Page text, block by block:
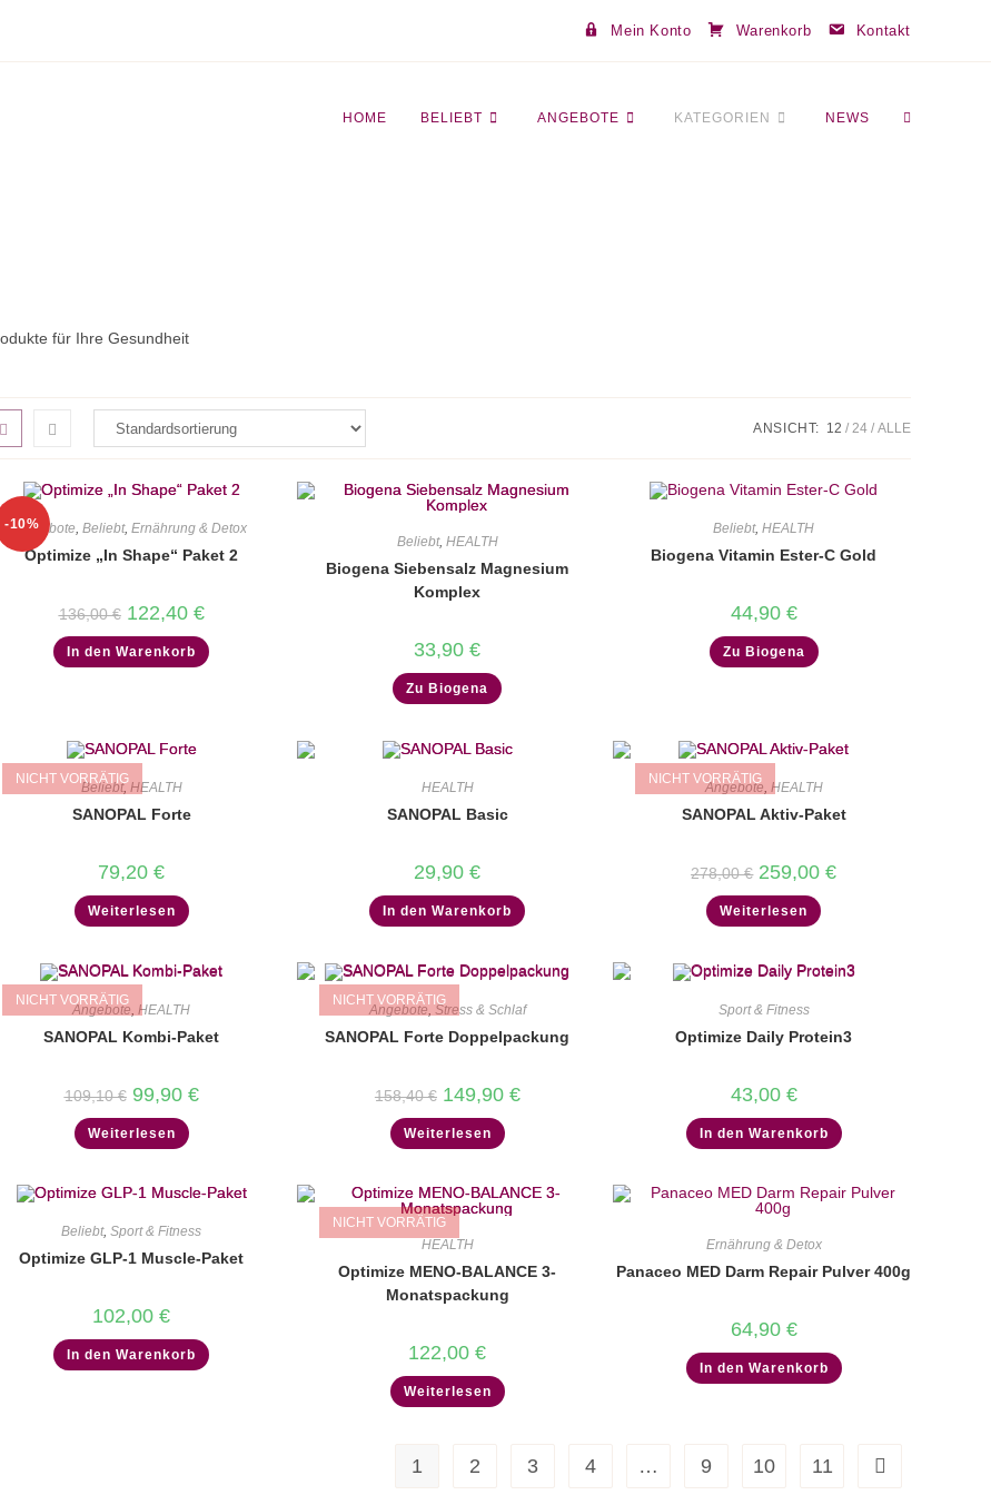
Mein Konto Warenkorb Kontakt
HOME BELIEBT ANGEBOTE KATEGORIEN NEWS WEBSITE-
für Ihre Gesundheit
ANSICHT: 12 24 ALLE
-10%
Angebote, Beliebt, Ernährung & Detox
Optimize „In Shape“ Paket 2
136,00€ Ursprünglicher
Preis
war:
136,00 €
122,40 €Aktueller
Preis
ist:
122,40 €.
In den Warenkorb
Beliebt, HEALTH
Biogena Siebensalz Magnesium
Komplex
33,90€
Zu Biogena
Beliebt,HEALTH
Biogena Vitamin Ester-C Gold
44,90 €
Zu Biogena
NICHT VORRÄTIG
Beliebt, HEALTH
SANOPAL Forte
79,20€
Weiterlesen
HEALTH
SANOPAL Basic
29,90€
In den Warenkorb
NICHT VORRÄTIG
Angebote HEALTH
SANOPAL Aktiv-Paket
278,00€ Ursprünglicher
Preis
war:
278,00 €
259,00€Aktueller
Weiterlesen
NICHT VORRÄTIG
Angebote HEALTH
SANOPAL Kombi-Paket
109,10€ Ursprünglicher
Preis
war:
109,10 €
99,90 €Aktueller
Preis
Weiterlesen
NICHT VORRÄTIG
Angebote,Stress & Schlaf
SANOPAL Forte Doppelpackung
158,40€ Ursprünglicher
Preis
war:
158,40 €
149,90 €Aktueller
Preis
Weiterlesen
Sport & Fitness
Optimize Daily Protein3
43,00 €
In den Warenkorb
Beliebt,Sport & Fitness
Optimize GLP-1 Muscle-Paket
102,00€
In den Warenkorb
NICHT VORRÄTIG
HEALTH
Optimize MENO-BALANCE 3-
Monatspackung
122,00€
Weiterlesen
Ernährung & Detox
Panaceo MED Darm Repair Pulver 400g
64,90 €
In den Warenkorb
1 2 3 4 … 9 10 11